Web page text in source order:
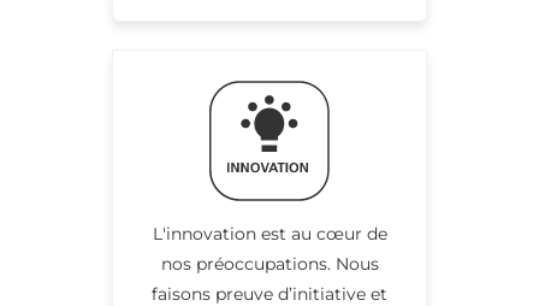
L'innovation est au cœur de
nos préoccupations. Nous
faisons preuve d’initiative et